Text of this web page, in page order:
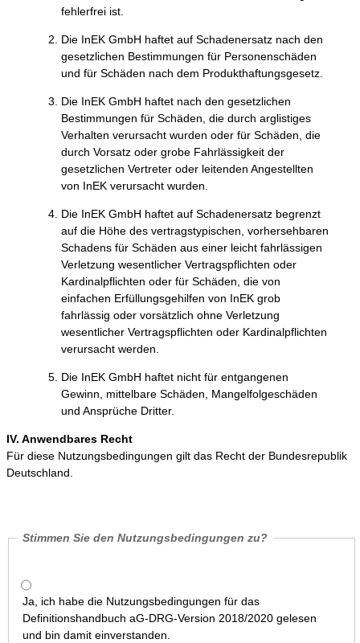
fehlerfrei ist.
Die InEK GmbH haftet auf Schadenersatz nach den
gesetzlichen Bestimmungen für Personenschäden
und für Schäden nach dem Produkthaftungsgesetz.
Die InEK GmbH haftet nach den gesetzlichen
Bestimmungen für Schäden, die durch arglistiges
Verhalten verursacht wurden oder für Schäden, die
durch Vorsatz oder grobe Fahrlässigkeit der
gesetzlichen Vertreter oder leitenden Angestellten
von InEK verursacht wurden.
Die InEK GmbH haftet auf Schadenersatz begrenzt
auf die Höhe des vertragstypischen, vorhersehbaren
Schadens für Schäden aus einer leicht fahrlässigen
Verletzung wesentlicher Vertragspflichten oder
Kardinalpflichten oder für Schäden, die von
einfachen Erfüllungsgehilfen von InEK grob
fahrlässig oder vorsätzlich ohne Verletzung
wesentlicher Vertragspflichten oder Kardinalpflichten
verursacht werden.
Die InEK GmbH haftet nicht für entgangenen
Gewinn, mittelbare Schäden, Mangelfolgeschäden
und Ansprüche Dritter.
IV. Anwendbares Recht
Für diese Nutzungsbedingungen gilt das Recht der Bundesrepublik
Deutschland.
Stimmen Sie den Nutzungsbedingungen zu?
Ja, ich habe die Nutzungsbedingungen für das
Definitionshandbuch aG-DRG-Version 2018/2020 gelesen
und bin damit einverstanden.